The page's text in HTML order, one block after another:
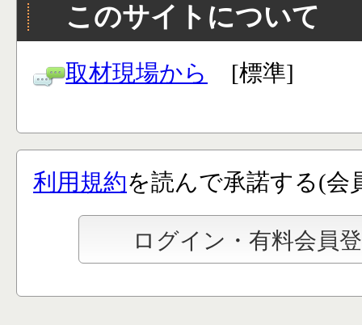
このサイトについて
取材現場から [標準]
利用規約を読んで承諾する(会